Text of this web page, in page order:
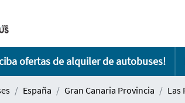
ofertas de alquiler de autobuses!
España Gran Canaria Provincia Las